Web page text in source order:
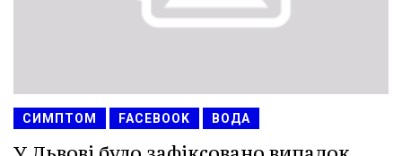
СИМПТОМ FACEBOOK ВОДА